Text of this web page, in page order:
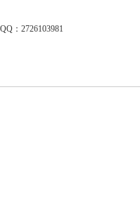
QQ：2726103981